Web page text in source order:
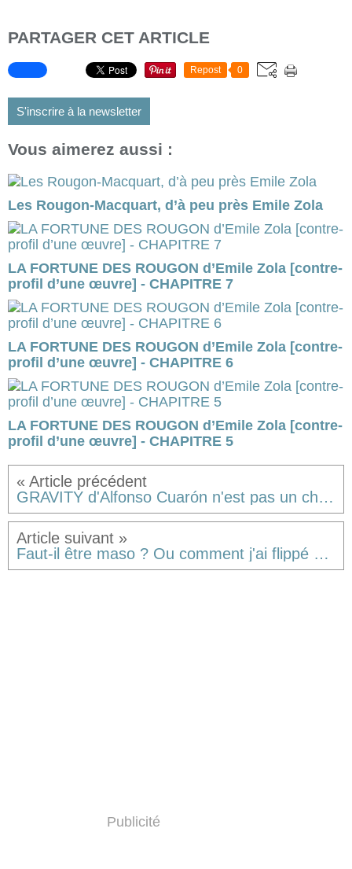
PARTAGER CET ARTICLE
Repost 0
S'inscrire à la newsletter
Vous aimerez aussi :
Les Rougon-Macquart, d’à peu près Emile Zola
LA FORTUNE DES ROUGON d’Emile Zola [contre-
profil d’une œuvre] - CHAPITRE 7
LA FORTUNE DES ROUGON d’Emile Zola [contre-
profil d’une œuvre] - CHAPITRE 6
LA FORTUNE DES ROUGON d’Emile Zola [contre-
profil d’une œuvre] - CHAPITRE 5
GRAVITY d'Alfonso Cuarón n'est pas un chef-d'œuvre... [critique]
Faut-il être maso ? Ou comment j'ai flippé ma mère devant presque tout FORGOTTEN d'Alexandra Schmidt [critique]
Publicité